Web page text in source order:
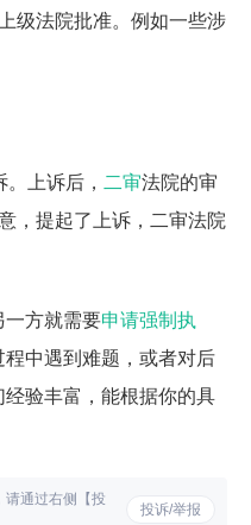
级法院批准。例如一些涉
上诉后， 二审法院的审
，提起了上诉，二审法院
一方就需要申请强制执
中遇到难题，或者对后
验丰富，能根据你的具
投诉/举报
请通过右侧【投